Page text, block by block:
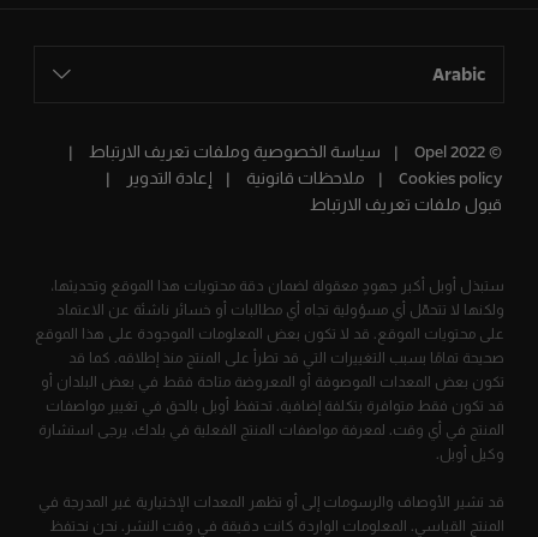
Arabic
© Opel 2022
سياسة الخصوصية وملفات تعريف الارتباط
Cookies policy
ملاحظات قانونية
إعادة التدوير
قبول ملفات تعريف الارتباط
ستبذل أوبل أكبر جهودٍ معقولة لضمان دقة محتويات هذا الموقع وتحديثها،
ولكنها لا تتحمّل أي مسؤولية تجاه أي مطالبات أو خسائر ناشئة عن الاعتماد
على محتويات الموقع. قد لا تكون بعض المعلومات الموجودة على هذا الموقع
صحيحة تمامًا بسبب التغييرات التي قد تطرأ على المنتج منذ إطلاقه. كما قد
تكون بعض المعدات الموصوفة أو المعروضة متاحة فقط في بعض البلدان أو
قد تكون فقط متوافرة بتكلفة إضافية. تحتفظ أوبل بالحق في تغيير مواصفات
المنتج في أي وقت. لمعرفة مواصفات المنتج الفعلية في بلدك، يرجى استشارة
وكيل أوبل.
قد تشير الأوصاف والرسومات إلى أو تظهر المعدات الإختيارية غير المدرجة في
المنتج القياسي. المعلومات الواردة كانت دقيقة في وقت النشر. نحن نحتفظ